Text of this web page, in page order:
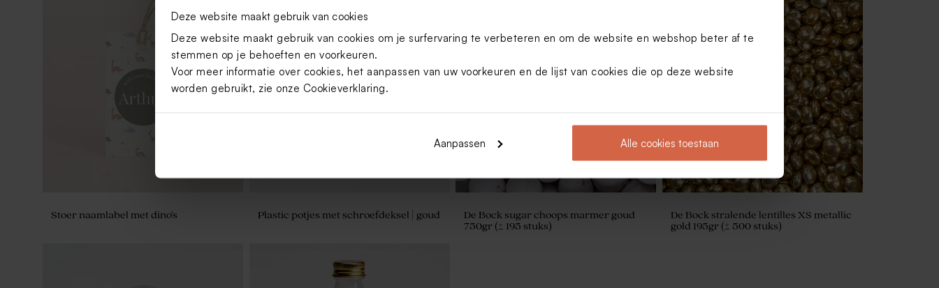
Deze website maakt gebruik van cookies
Deze website maakt gebruik van cookies om je surfervaring te verbeteren en om de website en webshop beter af te
stemmen op je behoeften en voorkeuren.
Voor meer informatie over cookies, het aanpassen van uw voorkeuren en de lijst van cookies die op deze website
worden gebruikt, zie onze Cookieverklaring.
Aanpassen Alle cookies toestaan
Naamlabel met folie en vlinders Voetbal naamlabel Label met goudfolie en wielrenner
Stoer naamlabel met dino's Plastic potjes met schroefdeksel | goud
De Bock sugar choops marmer goud
750gr (± 195 stuks)
De Bock stralende lentilles XS metallic
gold 195gr (± 500 stuks)